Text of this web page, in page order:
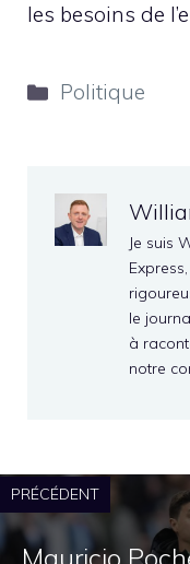
les besoins de
Catégories
Politique
Je suis
le
à
notre
PRÉCÉDENT